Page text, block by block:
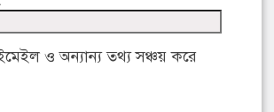
ও অন্যান্য তথ্য সঞ্চয় করে